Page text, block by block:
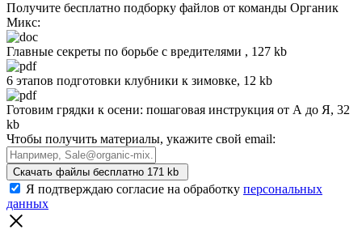
Получите бесплатно подборку файлов от команды Органик
Микс:
Главные секреты по борьбе с вредителями , 127 kb
6 этапов подготовки клубники к зимовке, 12 kb
Готовим грядки к осени: пошаговая инструкция от А до Я, 32
kb
Чтобы получить материалы, укажите свой email:
Скачать файлы бесплатно 171 kb
Я подтверждаю согласие на обработку персональных
данных